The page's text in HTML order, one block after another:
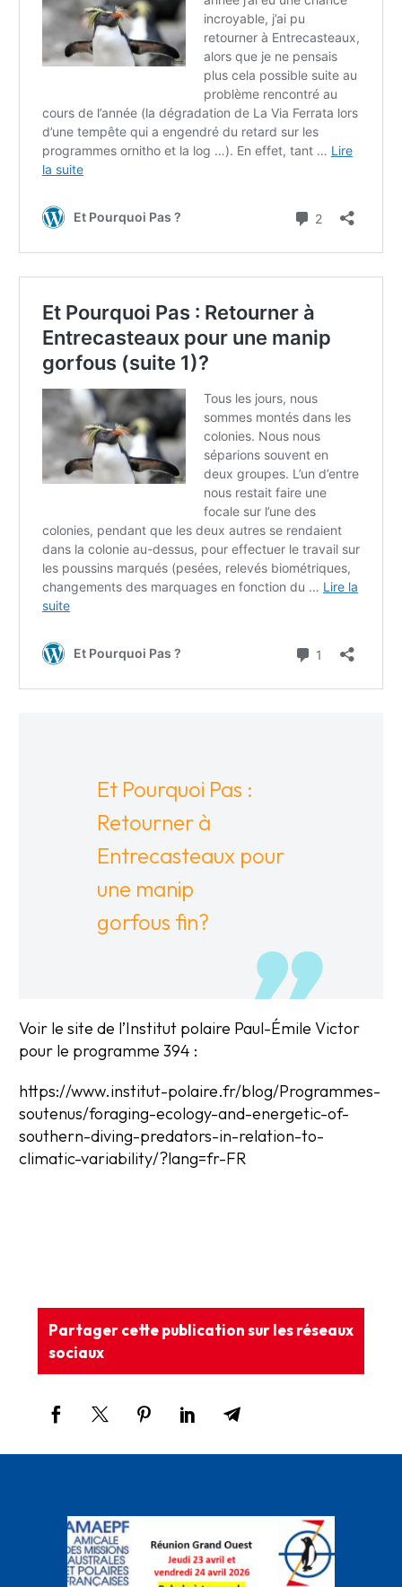
Et Pourquoi Pas :
Retourner à
Entrecasteaux pour
une manip
gorfous fin?
Voir le site de l’Institut polaire Paul-Émile Victor
pour le programme 394 :
https://www.institut-polaire.fr/blog/Programmes-
soutenus/foraging-ecology-and-energetic-of-
southern-diving-predators-in-relation-to-
climatic-variability/?lang=fr-FR
Partager cette publication sur les réseaux
sociaux